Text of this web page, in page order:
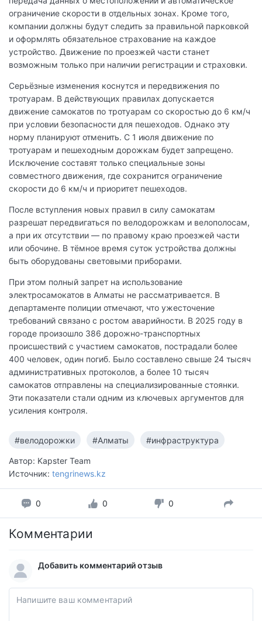
ограничение скорости в отдельных зонах. Кроме того,
компании должны будут следить за правильной парковкой
и оформлять обязательное страхование на каждое
устройство. Движение по проезжей части станет
возможным только при наличии регистрации и страховки.
Серьёзные изменения коснутся и передвижения по
тротуарам. В действующих правилах допускается
движение самокатов по тротуарам со скоростью до 6 км/ч
при условии безопасности для пешеходов. Однако эту
норму планируют отменить. С 1 июля движение по
тротуарам и пешеходным дорожкам будет запрещено.
Исключение составят только специальные зоны
совместного движения, где сохранится ограничение
скорости до 6 км/ч и приоритет пешеходов.
После вступления новых правил в силу самокатам
разрешат передвигаться по велодорожкам и велополосам,
а при их отсутствии — по правому краю проезжей части
или обочине. В тёмное время суток устройства должны
быть оборудованы световыми приборами.
При этом полный запрет на использование
электросамокатов в Алматы не рассматривается. В
департаменте полиции отмечают, что ужесточение
требований связано с ростом аварийности. В 2025 году в
городе произошло 386 дорожно-транспортных
происшествий с участием самокатов, пострадали более
400 человек, один погиб. Было составлено свыше 24 тысяч
административных протоколов, а более 10 тысяч
самокатов отправлены на специализированные стоянки.
Эти показатели стали одним из ключевых аргументов для
усиления контроля.
#велодорожки #Алматы #инфраструктура
Автор: Kapster Team
Источник: tengrinews.kz
0 0 0
Комментарии
Добавить комментарий отзыв